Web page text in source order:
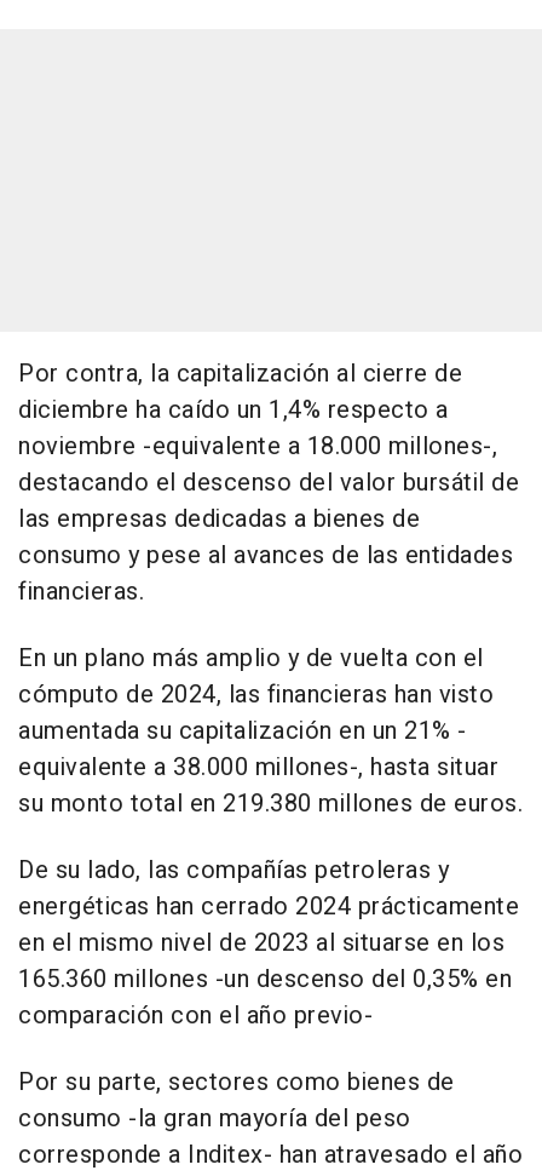
Por contra, la capitalización al cierre de
diciembre ha caído un 1,4% respecto a
noviembre -equivalente a 18.000 millones-,
destacando el descenso del valor bursátil de
las empresas dedicadas a bienes de
consumo y pese al avances de las entidades
financieras.
En un plano más amplio y de vuelta con el
cómputo de 2024, las financieras han visto
aumentada su capitalización en un 21% -
equivalente a 38.000 millones-, hasta situar
su monto total en 219.380 millones de euros.
De su lado, las compañías petroleras y
energéticas han cerrado 2024 prácticamente
en el mismo nivel de 2023 al situarse en los
165.360 millones -un descenso del 0,35% en
comparación con el año previo-
Por su parte, sectores como bienes de
consumo -la gran mayoría del peso
corresponde a Inditex- han atravesado el año